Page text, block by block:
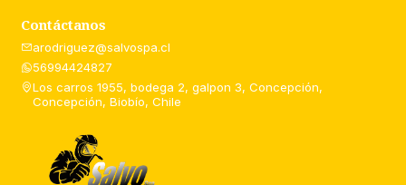
Contáctanos
arodriguez@salvospa.cl
56994424827
Los carros 1955, bodega 2, galpon 3, Concepción,
Concepción, Biobío, Chile